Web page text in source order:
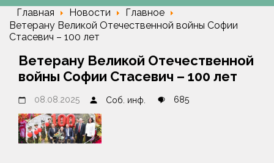
Главная Новости
Главное
Ветерану Великой Отечественной войны Софии
Стасевич – 100 лет
Ветерану Великой Отечественной
войны Софии Стасевич – 100 лет
08.08.2025 Соб. инф. 685